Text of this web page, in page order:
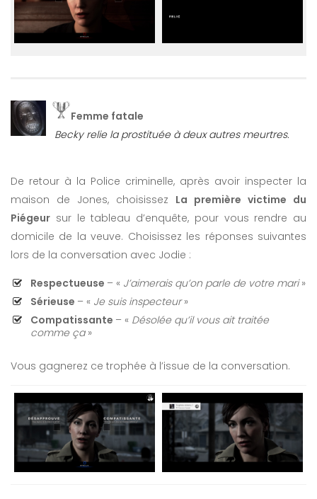
Femme fatale
Becky relie la prostituée à deux autres meurtres.
De retour à la Police criminelle, après avoir inspecter la
maison de Jones, choisissez La première victime du
Piégeur sur le tableau d’enquête, pour vous rendre au
domicile de la veuve. Choisissez les réponses suivantes
lors de la conversation avec Jodie :
Respectueuse – « J’aimerais qu’on parle de votre mari»
Sérieuse – « Je suis inspecteur»
Compatissante – « Désolée qu’il vous ait traitée
comme ça»
Vous gagnerez ce trophée à l’issue de la conversation.